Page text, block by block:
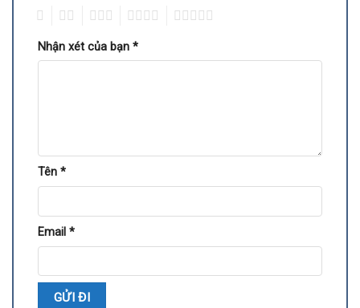
Nhận xét của bạn *
Tên *
Email *